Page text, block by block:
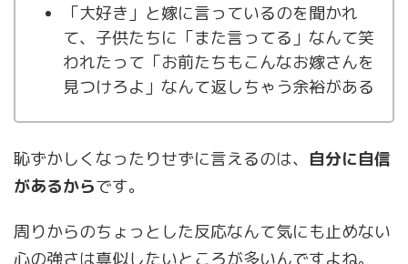
「大好き」と嫁に言っているのを聞かれ
て、子供たちに「また言ってる」なんて笑
われたって「お前たちもこんなお嫁さんを
見つけろよ」なんて返しちゃう余裕がある
恥ずかしくなったりせずに言えるのは、 自分に自信
があるからです。
周りからのちょっとした反応なんて気にも止めない
心の強さは真似したいところが多いんですよね。